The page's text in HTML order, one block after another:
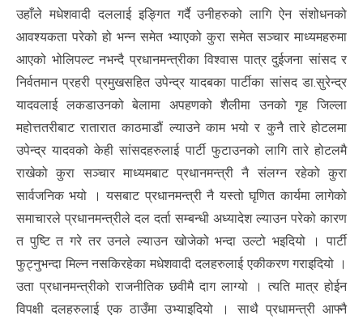
उहाँले मधेशवादी दललाई इङ्गित गर्दै उनीहरुको लागि ऐन संशोधनको
आवश्यकता परेको हो भन्न समेत भ्याएको कुरा समेत सञ्चार माध्यमहरुमा
आएको भोलिपल्ट नभन्दै प्रधानमन्त्रीका विश्वास पात्र दुईजना सांसद र
निर्वतमान प्रहरी प्रमुखसहित उपेन्द्र यादबका पार्टीका सांसद डा.सुरेन्द्र
यादवलाई लकडाउनको बेलामा अपहणको शैलीमा उनको गृह जिल्ला
महोत्ततरीबाट रातारात काठमाडौं ल्याउने काम भयो र कुनै तारे होटलमा
उपेन्द्र यादवको केही सांसदहरुलाई पार्टी फुटाउनको लागि तारे होटलमै
राखेको कुरा सञ्चार माध्यमबाट प्रधानमन्त्री नै संलग्न रहेको कुरा
सार्वजनिक भयो । यसबाट प्रधानमन्त्री नै यस्तो घृणित कार्यमा लागेको
समाचारले प्रधानमन्त्रीले दल दर्ता सम्बन्धी अध्यादेश ल्याउन परेको कारण
त पुष्टि त गरे तर उनले ल्याउन खोजेको भन्दा उल्टो भइदियो । पार्टी
फुट्नुभन्दा मिल्न नसकिरहेका मधेशवादी दलहरुलाई एकीकरण गराइदियो ।
उता प्रधानमन्त्रीको राजनीतिक छवीमै दाग लाग्यो । त्यति मात्र होईन
विपक्षी दलहरुलाई एक ठाउँमा उभ्याइदियो । साथै प्रधामन्त्री आफ्नै